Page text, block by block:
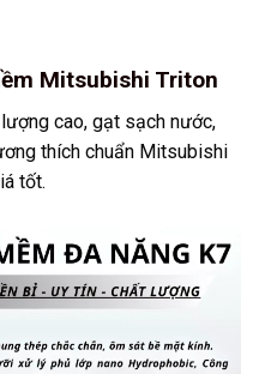
Mitsubishi Triton
cao, gạt sạch nước,
thích chuẩn Mitsubishi
tốt.